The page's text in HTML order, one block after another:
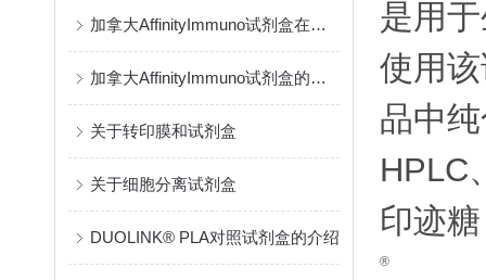
加拿大AffinityImmuno试剂盒在药物基因组学中扮演着重要角色
加拿大AffinityImmuno试剂盒的类型繁多
关于转印膜和试剂盒
关于细胞分离试剂盒
DUOLINK® PLA对照试剂盒的介绍
是用
使用
品中
HPLC
印迹糖
®